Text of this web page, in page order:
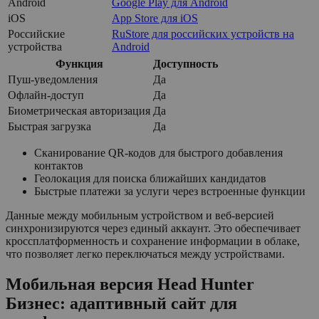
iOS
App Store для iOS
Российские
устройства
RuStore для российских устройств на
Android
Функция
Доступность
Пуш-уведомления
Да
Офлайн-доступ
Да
Биометрическая авторизация Да
Быстрая загрузка
Да
Сканирование QR-кодов для быстрого добавления
контактов
Геолокация для поиска ближайших кандидатов
Быстрые платежи за услуги через встроенные функции
Данные между мобильным устройством и веб-версией
синхронизируются через единый аккаунт. Это обеспечивает
кроссплатформенность и сохранение информации в облаке,
что позволяет легко переключаться между устройствами.
Мобильная версия Head Hunter
Бизнес: адаптивный сайт для